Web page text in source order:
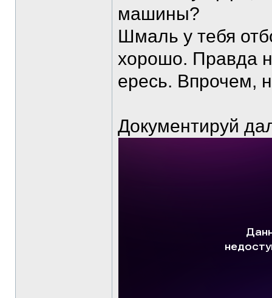
машины?
Шмаль у тебя
хорошо. Правда
ересь. Впрочем,
Документируй